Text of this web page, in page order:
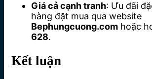
Giá cả cạnh tranh: Ưu đãi
hàng đặt mua qua website
Bephungcuong.com hoặc
628.
Kết luận